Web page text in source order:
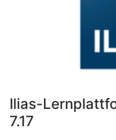
Ilias-
7.17